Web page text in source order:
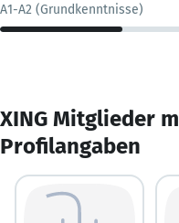
A1-A2 (Grundkenntnisse)
XING Mitglieder
Profilangaben